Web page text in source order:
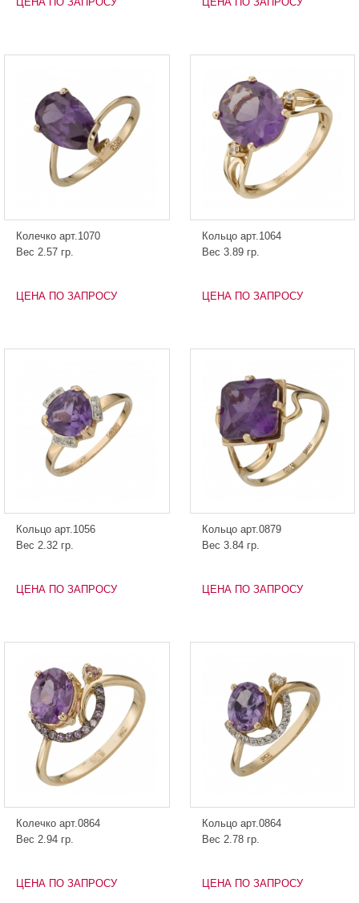
Колечко арт.1070
Вес 2.57 гр.
ЦЕНА ПО ЗАПРОСУ
Кольцо арт.1064
Вес 3.89 гр.
ЦЕНА ПО ЗАПРОСУ
Кольцо арт.1056
Вес 2.32 гр.
ЦЕНА ПО ЗАПРОСУ
Кольцо арт.0879
Вес 3.84 гр.
ЦЕНА ПО ЗАПРОСУ
Колечко арт.0864
Вес 2.94 гр.
ЦЕНА ПО ЗАПРОСУ
Кольцо арт.0864
Вес 2.78 гр.
ЦЕНА ПО ЗАПРОСУ